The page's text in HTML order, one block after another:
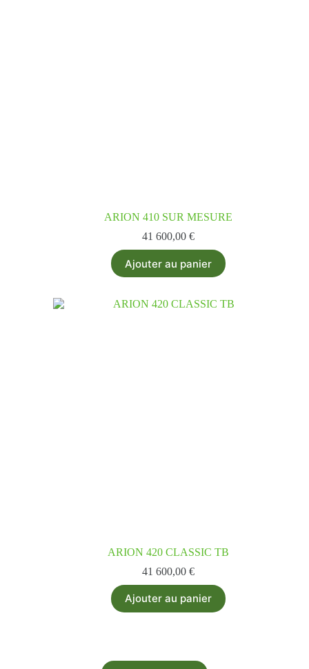
ARION 410 SUR MESURE
41 600,00 €
Ajouter au panier
ARION 420 CLASSIC TB
41 600,00 €
Ajouter au panier